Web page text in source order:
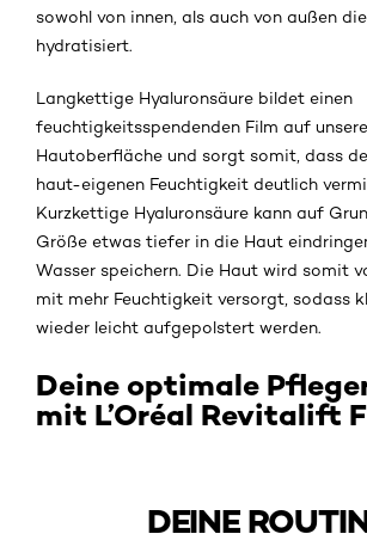
sowohl von innen, als auch von außen
hydratisiert.
Langkettige Hyaluronsäure bildet einen
feuchtigkeitsspendenden Film auf
Hautoberfläche und sorgt somit, dass
haut-eigenen Feuchtigkeit deutlich
Kurzkettige Hyaluronsäure kann auf
Größe etwas tiefer in die Haut
Wasser speichern. Die Haut wird somit
mit mehr Feuchtigkeit versorgt, sodass
wieder leicht aufgepolstert werden.
Deine optimale
mit L’Oréal Revitalift
DEINE